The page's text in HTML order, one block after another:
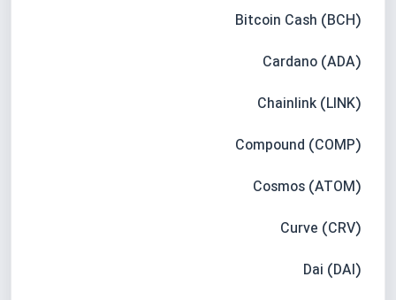
Bitcoin Cash (BCH)
Cardano (ADA)
Chainlink (LINK)
Compound (COMP)
Cosmos (ATOM)
Curve (CRV)
Dai (DAI)